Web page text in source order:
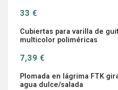
33 €
Cubiertas para varilla de
multicolor poliméricas
7,39 €
Plomada en lágrima FTK
agua dulce/salada